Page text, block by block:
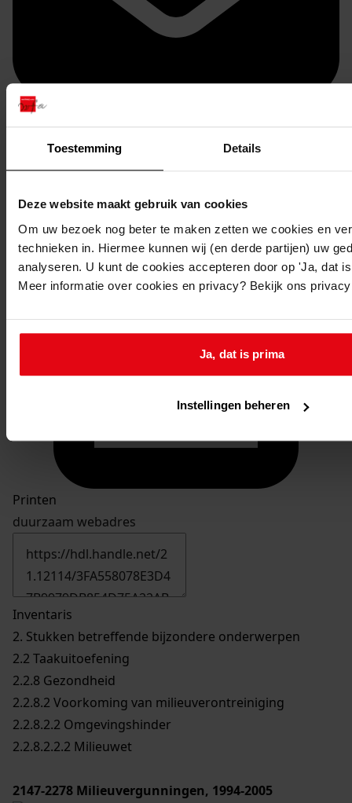
Toestemming Details
Deze website maakt gebruik van cookies
Om uw bezoek nog beter te maken zetten we cookies en
technieken in. Hiermee kunnen wij (en derde partijen) uw
analyseren. U kunt de cookies accepteren door op 'Ja, dat
Meer informatie over cookies en privacy? Bekijk ons
Ja, dat is prima
Instellingen beheren
Doorsturen per email
Printen
duurzaam webadres
Inventaris
2. Stukken betreffende bijzondere onderwerpen
2.2 Taakuitoefening
2.2.8 Gezondheid
2.2.8.2 Voorkoming van milieuverontreiniging
2.2.8.2.2 Omgevingshinder
2.2.8.2.2.2 Milieuwet
2147-2278 Milieuvergunningen, 1994-2005